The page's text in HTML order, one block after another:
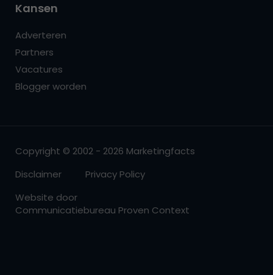
Kansen
Adverteren
Partners
Vacatures
Blogger worden
Copyright © 2002 - 2026 Marketingfacts
Disclaimer
Privacy Policy
Website door
Communicatiebureau Proven Context